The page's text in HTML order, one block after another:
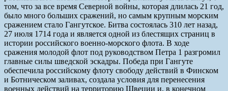
том, что за все время Северной войны, которая длилась 21 год,
было много больших сражений, но самым крупным морским
сражением стало Гангутское. Битва состоялась 310 лет назад,
27 июля 1714 года и является одной из блестящих страниц в
истории российского военно-морского флота. В ходе
сражения молодой флот под руководством Петра 1 разгромил
главные силы шведской эскадры. Победа при Гангуте
обеспечила российскому флоту свободу действий в Финском
и Ботническом заливах, создала условия для перенесения
военных действий на территорию Швеции и, в конечном